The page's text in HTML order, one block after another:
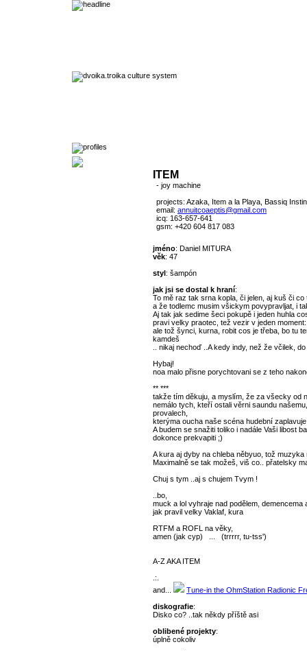
ITEM
- joy machine
projects: Azaka, Item a la Playa, Bassiq
email: annuitcoaeptis@gmail.com
icq: 163-657-641
gsm: +420 604 817 083
jméno: Daniel MITURA
věk: 47
styl: šampón
jak jsi se dostal k hraní:
To mě raz tak srna kopla, či jelen, aj kuš či
a že todlemc musim všickym povypravljat, i
Aj tak jak sedime šeci pokupě i jeden huhla
pravi velky praotec, tež vezir v jeden moment:
ale tož šynci, kurna, robit cos je třeba, bo tu
kamdeš
.. nikaj nechoď ..A kedy indy, než že včilek,
Hybaj!
noa malo přisne porychtovani se z teho
** ***
takže tím děkuju, a myslím, že za všecky od
nemálo tych, kteří ostali věrni saundu
provalech,
kterýma oucha naše scéna hudební
A budem se snažiti toliko i nadále Vaši libost
dokonce prekvapiti ;)
A kura aj dyby na chleba něbyuo, tož
Maximalně se tak možeš, viš co.. přatelsky
Chuj s tym ..aj s chujem Tvym !
..bo,
muck a lol vyhraje nad podělem, demencema
jak pravil velky Vaklaf, kura
RTFM a ROFL na věky,
amen (jak cyp) ... (trrrrr, tu-tss')
A-Z AKA ITEM
.:.
and...
Tune-in the OhmStation Radionic
diskografie:
Disko co? ..tak někdy příště asi
oblibené projekty:
úplně cokoliv